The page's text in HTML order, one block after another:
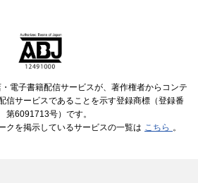
電子書籍配信サービスが、著作権者からコンテ
信サービスであることを示す登録商標（登録番
6091713号）です。
クを掲示しているサービスの一覧は こちら 。